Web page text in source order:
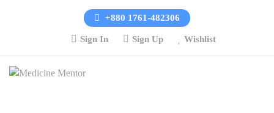
+880 1761-482306
Sign In Sign Up Wishlist